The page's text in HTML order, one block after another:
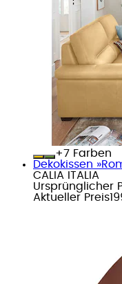
+
Farben
Dekokissen
CALIA ITALIA
Ursprünglicher
Aktueller Preis